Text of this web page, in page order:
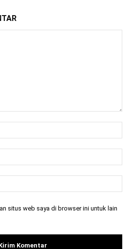
situs web saya di browser ini untuk lain